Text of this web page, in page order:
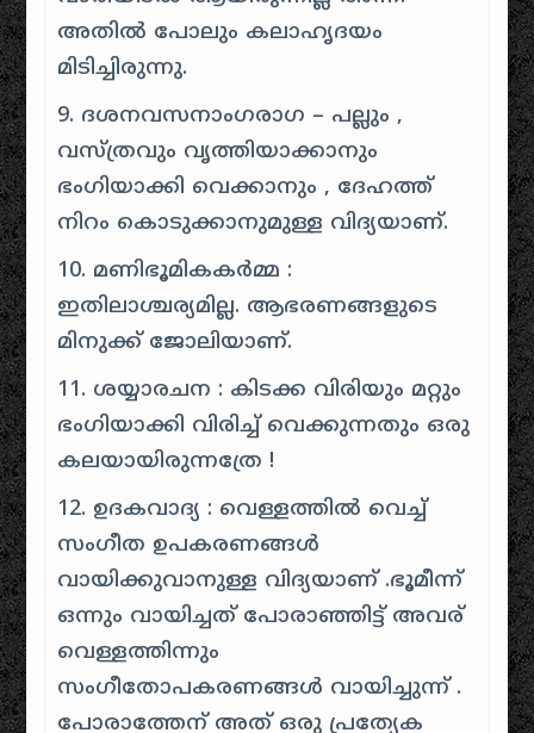
അതിൽ പോലും കലാഹൃദയം
മിടിച്ചിരുന്നു.
9. ദശനവസനാംഗരാഗ – പല്ലും ,
വസ്ത്രവും വൃത്തിയാക്കാനും
ഭംഗിയാക്കി വെക്കാനും , ദേഹത്ത്
നിറം കൊടുക്കാനുമുള്ള വിദ്യയാണ്.
10. മണിഭൂമികകർമ്മ :
ഇതിലാശ്ചര്യമില്ല. ആഭരണങ്ങളുടെ
മിനുക്ക് ജോലിയാണ്.
11. ശയ്യാരചന : കിടക്ക വിരിയും മറ്റും
ഭംഗിയാക്കി വിരിച്ച് വെക്കുന്നതും ഒരു
കലയായിരുന്നത്രേ !
12. ഉദകവാദ്യ : വെള്ളത്തിൽ വെച്ച്
സംഗീത ഉപകരണങ്ങൾ
വായിക്കുവാനുള്ള വിദ്യയാണ് .ഭൂമീന്ന്
ഒന്നും വായിച്ചത് പോരാഞ്ഞിട്ട് അവര്
വെള്ളത്തിന്നും
സംഗീതോപകരണങ്ങൾ വായിച്ചുന്ന് .
പോരാത്തേന് അത് ഒരു പ്രത്യേക